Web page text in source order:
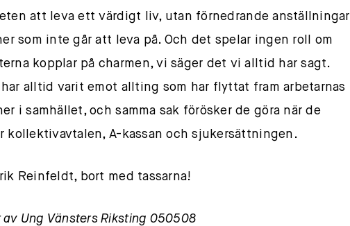
att leva ett värdigt liv, utan förnedrande anställningar
som inte går att leva på. Och det spelar ingen roll om
kopplar på charmen, vi säger det vi alltid har sagt.
har alltid varit emot allting som har flyttat fram arbetarnas
i samhället, och samma sak förösker de göra när de
kollektivavtalen, A-kassan och sjukersättningen.
Reinfeldt, bort med tassarna!
av Ung Vänsters Riksting 050508